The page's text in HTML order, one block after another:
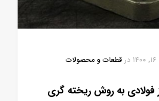
در قطعات و محصولات
فولادی به روش ریخته گری